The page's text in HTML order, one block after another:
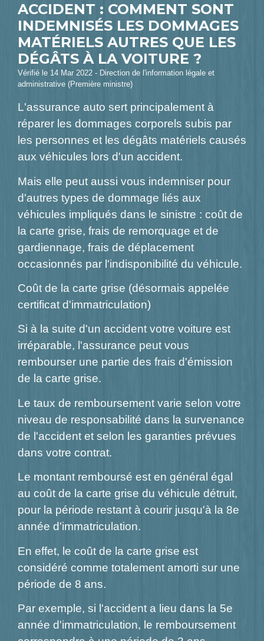
ACCIDENT : COMMENT SONT
INDEMNISÉS LES DOMMAGES
MATÉRIELS AUTRES QUE LES
DÉGÂTS À LA VOITURE ?
Vérifié le 14 Mar 2022 - Direction de l'information légale et
administrative (Première ministre)
L'assurance auto sert principalement à
réparer les dommages corporels subis par
les personnes et les dégâts matériels causés
aux véhicules lors d'un accident.
Mais elle peut aussi vous indemniser pour
d'autres types de dommage liés aux
véhicules impliqués dans le sinistre : coût de
la carte grise, frais de remorquage et de
gardiennage, frais de déplacement
occasionnés par l'indisponibilité du véhicule.
Coût de la carte grise (désormais appelée
certificat d'immatriculation)
Si à la suite d'un accident votre voiture est
irréparable, l'assurance peut vous
rembourser une partie des frais d'émission
de la carte grise.
Le taux de remboursement varie selon votre
niveau de responsabilité dans la survenance
de l'accident et selon les garanties prévues
dans votre contrat.
Le montant remboursé est en général égal
au coût de la carte grise du véhicule détruit,
pour la période restant à courir jusqu'à la 8e
année d'immatriculation.
En effet, le coût de la carte grise est
considéré comme totalement amorti sur une
période de 8 ans.
Par exemple, si l'accident a lieu dans la 5e
année d'immatriculation, le remboursement